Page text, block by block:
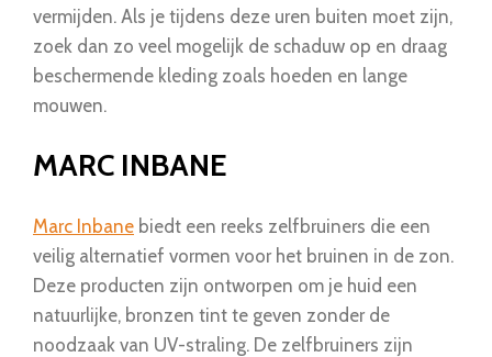
vermijden. Als je tijdens deze uren buiten moet zijn,
zoek dan zo veel mogelijk de schaduw op en draag
beschermende kleding zoals hoeden en lange
mouwen.
MARC INBANE
Marc Inbane biedt een reeks zelfbruiners die een
veilig alternatief vormen voor het bruinen in de zon.
Deze producten zijn ontworpen om je huid een
natuurlijke, bronzen tint te geven zonder de
noodzaak van UV-straling. De zelfbruiners zijn